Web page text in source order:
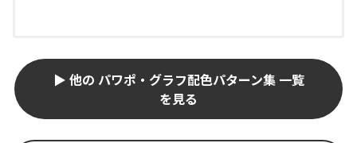
▶ 他の パワポ・グラフ配色パターン集 一覧
を見る